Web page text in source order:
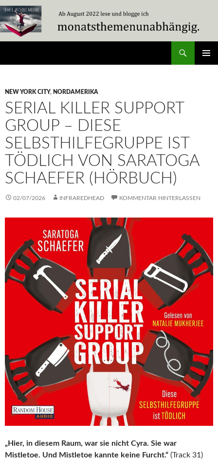
Zum
Inhalt
springen
NEW YORK CITY, NORDAMERIKA
SERIAL KILLER SUPPORT
GROUP – DIESE
SELBSTHILFEGRUPPE IST
TÖDLICH VON SARATOGA
SCHAEFER (HÖRBUCH)
02/07/2026 INFRAREDHEAD KOMMENTAR HINTERLASSEN
„Hier, in diesem Raum, war sie nicht Cyra. Sie war
Mistletoe. Und Mistletoe kannte keine Furcht.“ (Track 31)